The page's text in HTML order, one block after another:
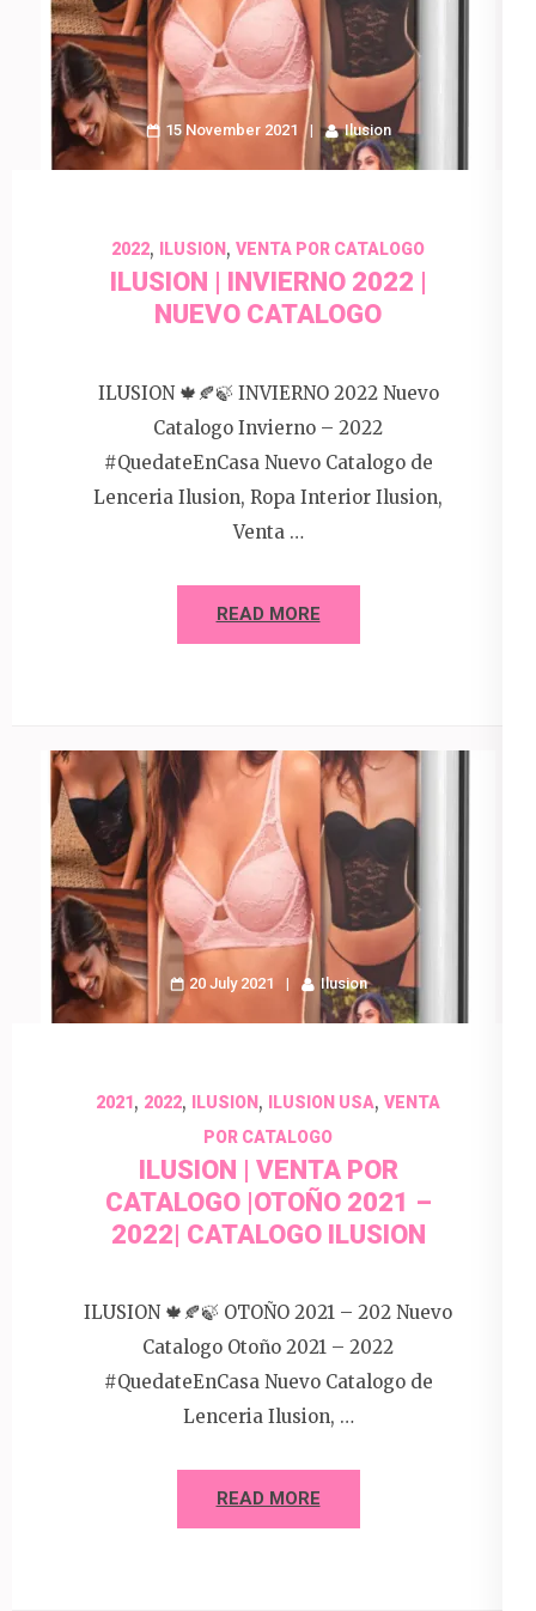
15 November 2021 Ilusion
2022, ILUSION , VENTA POR CATALOGO
ILUSION | INVIERNO 2022 |
NUEVO CATALOGO
ILUSION 🍁🍂🍃 INVIERNO 2022 Nuevo
Catalogo Invierno – 2022
#QuedateEnCasa Nuevo Catalogo de
Lenceria Ilusion, Ropa Interior Ilusion,
Venta …
READ MORE
20 July 2021 Ilusion
2021, 2022, ILUSION, ILUSION USA, VENTA
POR CATALOGO
ILUSION | VENTA POR
CATALOGO |OTOÑO 2021 –
2022| CATALOGO ILUSION
ILUSION 🍁🍂🍃 OTOÑO 2021 – 202 Nuevo
Catalogo Otoño 2021 – 2022
#QuedateEnCasa Nuevo Catalogo de
Lenceria Ilusion, …
READ MORE